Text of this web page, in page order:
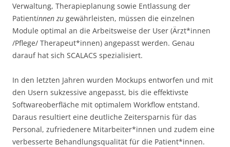
Verwaltung, Therapieplanung sowie Entlassung der
Patientinnen zu gewährleisten, müssen die einzelnen
Module optimal an die Arbeitsweise der User (Ärzt*innen
/Pflege/ Therapeut*innen) angepasst werden. Genau
darauf hat sich SCALACS spezialisiert.
In den letzten Jahren wurden Mockups entworfen und mit
den Usern sukzessive angepasst, bis die effektivste
Softwareoberfläche mit optimalem Workflow entstand.
Daraus resultiert eine deutliche Zeitersparnis für das
Personal, zufriedenere Mitarbeiter*innen und zudem eine
verbesserte Behandlungsqualität für die Patient*innen.